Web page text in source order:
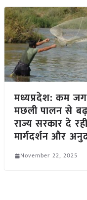
मध्यप्रदेश: कम
मछली पालन से
राज्य सरकार दे
मार्गदर्शन और
November 22, 2025